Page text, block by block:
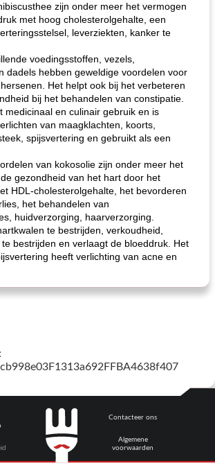
spaghetti squash i
zijn onder meer het vermogen
met hoog cholesterolgehalte, een
leverziekten, kanker te
voedingsstoffen, vezels,
dadels hebben geweldige voordelen voor
Het helpt ook bij het verbeteren
bij het behandelen van constipatie.
medicinaal en culinair gebruik en is
van maagklachten, koorts,
spijsvertering en gebruikt als een
van kokosolie zijn onder meer het
gezondheid van het hart door het
HDL-cholesterolgehalte, het bevorderen
het behandelen van
huidverzorging, haarverzorging.
te bestrijden, verkoudheid,
bestrijden en verlaagt de bloeddruk. Het
heeft verlichting van acne en
Contacteer ons
Algemene
voorwaarden